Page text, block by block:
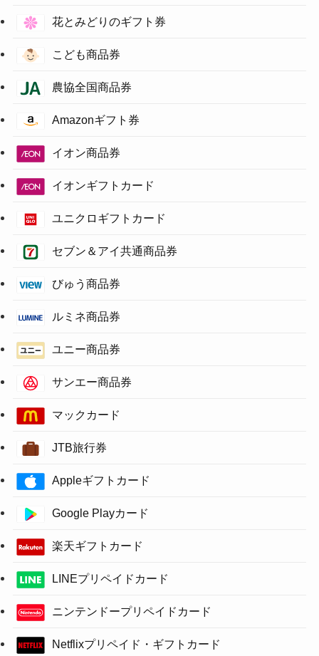
花とみどりのギフト券
こども商品券
農協全国商品券
Amazonギフト券
イオン商品券
イオンギフトカード
ユニクロギフトカード
セブン＆アイ共通商品券
びゅう商品券
ルミネ商品券
ユニー商品券
サンエー商品券
マックカード
JTB旅行券
Appleギフトカード
Google Playカード
楽天ギフトカード
LINEプリペイドカード
ニンテンドープリペイドカード
Netflixプリペイド・ギフトカード